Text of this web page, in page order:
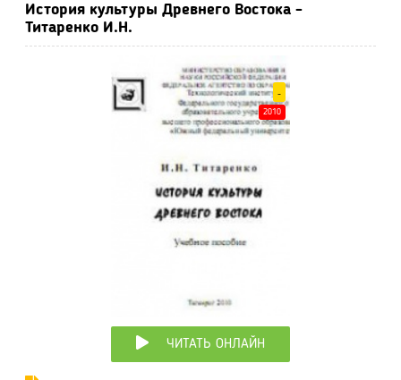
История культуры Древнего Востока -
Титаренко И.Н.
-
2010
ЧИТАТЬ ОНЛАЙН